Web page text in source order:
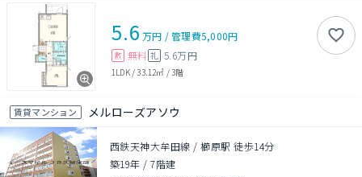
5.6 万円 /管理費5,000円
敷 無料 礼 5.6万円
1LDK/33.12㎡ /3階
賃貸マンション メルローズアソウ
西鉄天神大牟田線 / 櫛原駅 徒歩14分
築19年 /7階建